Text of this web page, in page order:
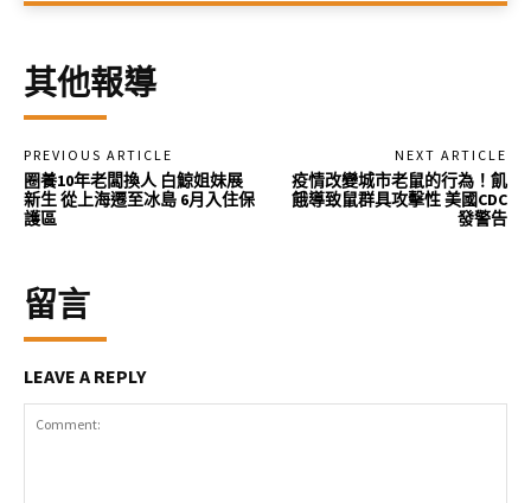
其他報導
PREVIOUS ARTICLE
圈養10年老闆換人 白鯨姐妹展
新生 從上海遷至冰島 6月入住保
護區
NEXT ARTICLE
疫情改變城市老鼠的行為！飢
餓導致鼠群具攻擊性 美國CDC
發警告
留言
LEAVE A REPLY